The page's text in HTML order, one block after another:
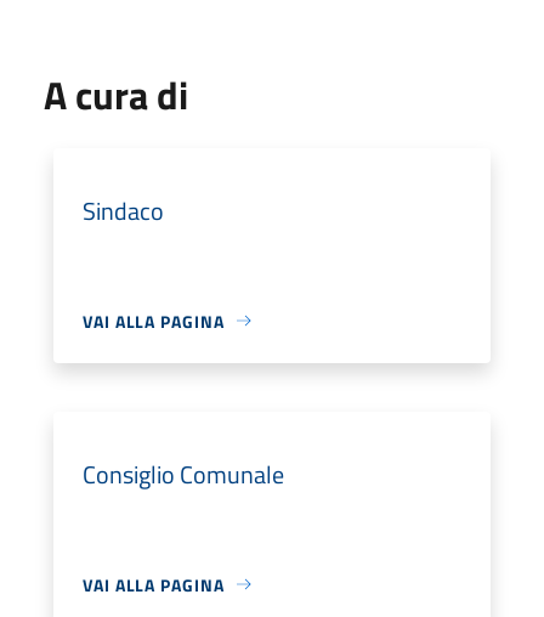
A cura di
Sindaco
VAI ALLA PAGINA
Consiglio Comunale
VAI ALLA PAGINA